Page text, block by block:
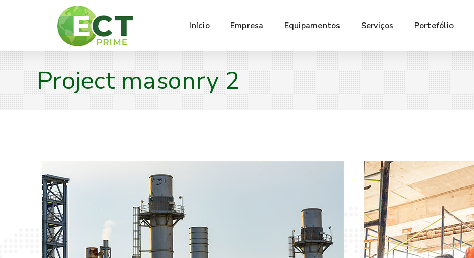
Início Empresa Equipamentos Serviços Portefólio
Project masonry 2